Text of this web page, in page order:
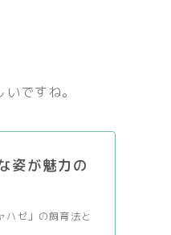
ですね。
姿が魅力の
ハゼ」の飼育法と